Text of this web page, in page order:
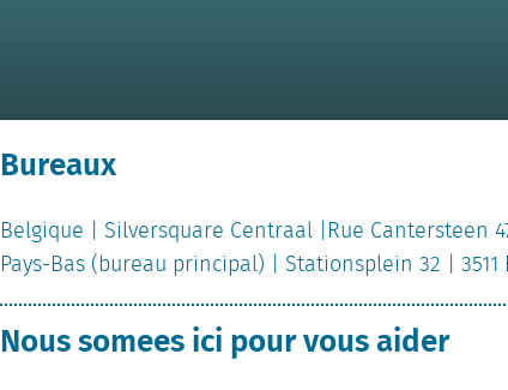
Bureaux
Belgique | Silversquare Centraal |Rue Cantersteen
Pays-Bas (bureau principal) | Stationsplein 32 | 3511
Nous somees ici pour vous aider